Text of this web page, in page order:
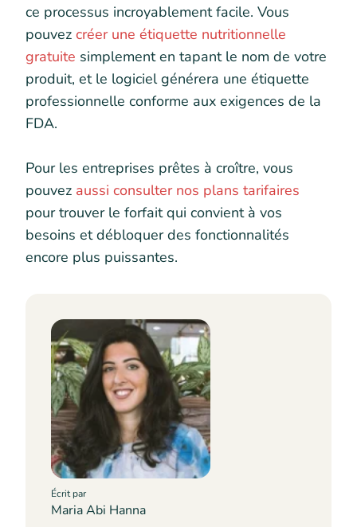
ce processus incroyablement facile. Vous
pouvez créer une étiquette nutritionnelle
gratuite simplement en tapant le nom de votre
produit, et le logiciel générera une étiquette
professionnelle conforme aux exigences de la
FDA.
Pour les entreprises prêtes à croître, vous
pouvez aussi consulter nos plans tarifaires
pour trouver le forfait qui convient à vos
besoins et débloquer des fonctionnalités
encore plus puissantes.
Écrit par
Maria Abi Hanna